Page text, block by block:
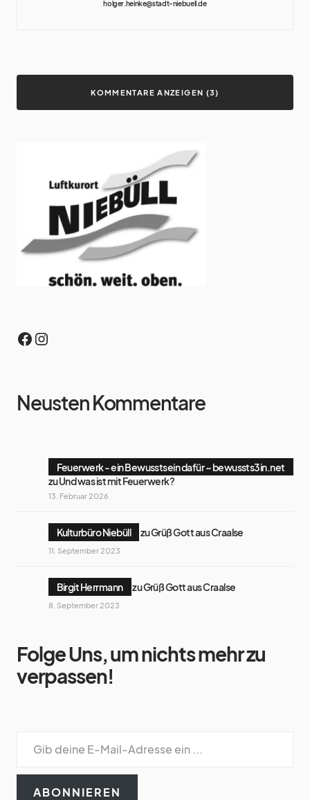
holger.heinke@stadt-niebuell.de
KOMMENTARE ANZEIGEN (3)
Neusten Kommentare
Feuerwerk - ein Bewusstsein dafür ~ bewussts3in.net
zuUnd was ist mit Feuerwerk?
13. Februar 2026
Kulturbüro Niebüll zuGrüß Gott aus Craalse
11. September 2023
Birgit Herrmann zuGrüß Gott aus Craalse
8. September 2023
Folge Uns, um nichts mehr zu
verpassen!
ABONNIEREN